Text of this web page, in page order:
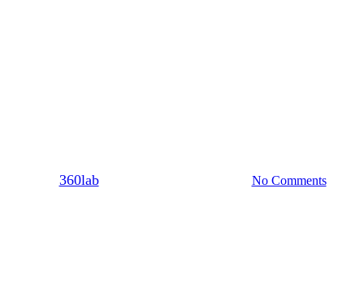
360lab19/01/2021 No Comments